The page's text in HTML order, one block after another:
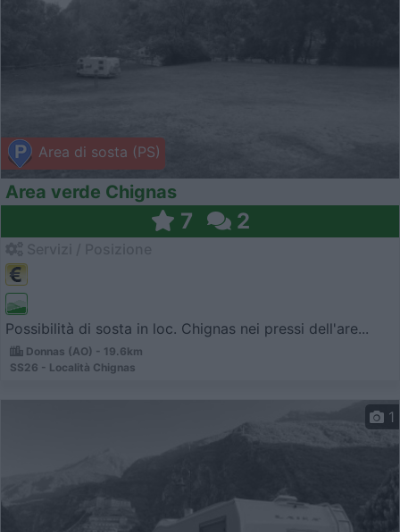
Area di sosta (PS)
Area verde Chignas
7 2
Possibilità di sosta in loc. Chignas nei pressi dell'are...
Donnas (AO) - 19.6km
SS26 - Località Chignas
1